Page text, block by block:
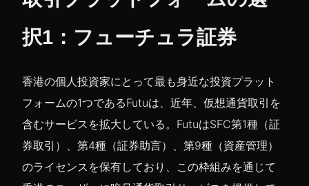
択1：フューチュラ証券
香港の個人投資家にとって最も身近な投資プラット
フォームの1つであるFutuは、近年、仮想通貨取引を
含むサービスを拡大している。FutuはSFC第1種（証
券取引）、第4種（証券助言）、第9種（資産管理）
のライセンスを保有しており、この枠組みを通じて